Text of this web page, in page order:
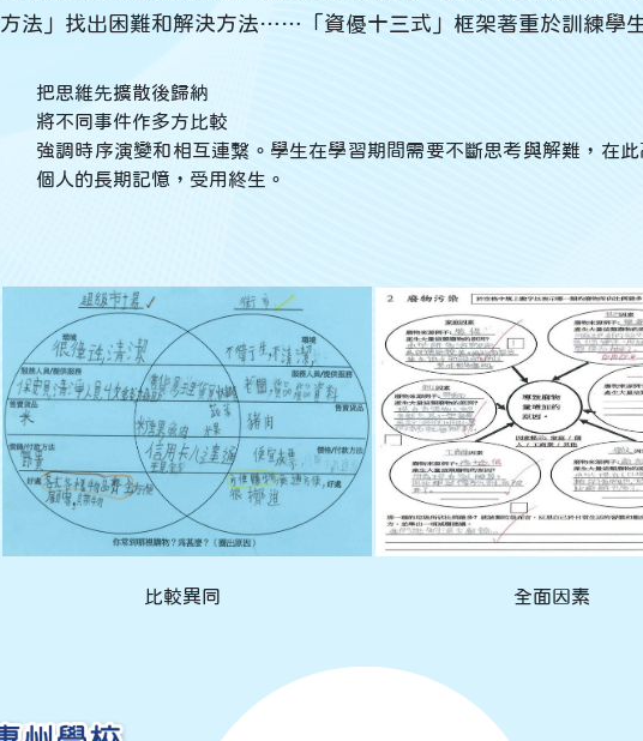
方法」找出困難和解決方法……「資優十三式」框架著重於訓練學
把思維先擴散後歸納
將不同事件作多方比較
強調時序演變和相互連繫。學生在學習期間需要不斷思考與解難，在
個人的長期記憶，受用終生。
比較異同 全面因素